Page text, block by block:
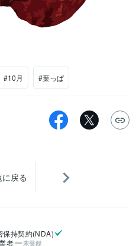
#10月 #葉っぱ
戻る
保持契約(NDA)
者
未登録